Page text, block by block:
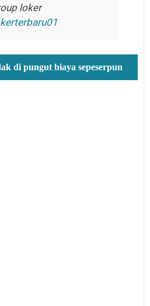
loker
di pungut biaya sepeserpun